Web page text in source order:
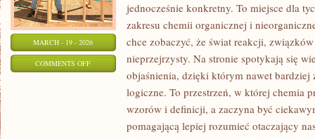
MARCH - 19 - 2026
COMMENTS OFFON
jednocześnie konkretny. To miejsce dla
zakresu chemii organicznej i
chce zobaczyć, że świat reakcji,
nieprzejrzysty. Na stronie spotykają się
objaśnienia, dzięki którym nawet bardziej
logiczne. To przestrzeń, w której chemia
wzorów i definicji, a zaczyna być
pomagającą lepiej rozumieć otaczający